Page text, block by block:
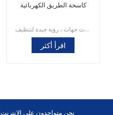
كاسحة الطريق الكهربائية
وظائف المنتج ونقاط التعليق 1 ، كابينة مغلقة بالكامل ، زجاجية وشفافة من ثلاث جهات ، رؤية جيدة لتنظيف opertaion ، مظهر مثاليصندوق قمامة قياسي 2،240 لتر ، سهل الاستبدال ، ليست هناك حاجة لتفريغ القمامة في محطة النقل ، توفير وقت الذهاب والإياب وكفاءة تشغيل أعلى.3 ، فرشاة جانبية رباعية + عملية فرشاة رئيسية ، تنظيف أكثر نظافة ، رش الماء أمام الغبار ، مروحة شفط الغبار بعد الغبار ، تجنب تشغيل الغبار الثانوي.4 ، يمكن أن يحل محل تنظيف سيارة الوقود الكبيرة ، وتكلفة الاستخدام هي 10٪ من السابق ، وتأثير التنظيف أفضل.5 ، بطارية ليثيوم اختيارية ، بالإضافة إلى تكييف الهواء.
اقرأ أكثر
نحن متواجدون على الإنترنت 7 * 24 ساعة للإجابة على جميع أسئلتك